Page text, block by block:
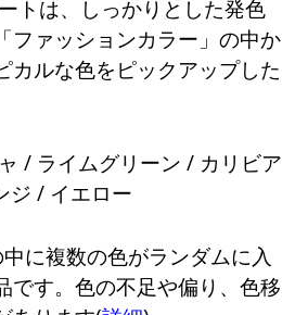
トは、しっかりとした発色
ファッションカラー」の中か
カルな色をピックアップした
/ ライムグリーン / カリビア
ジ / イエロー
に複数の色がランダムに入
です。色の不足や偏り、色移